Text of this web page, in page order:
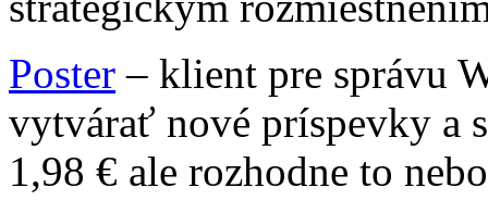
Poster – klient pre správu
vytvárať nové príspevky a
1,98 € ale rozhodne to